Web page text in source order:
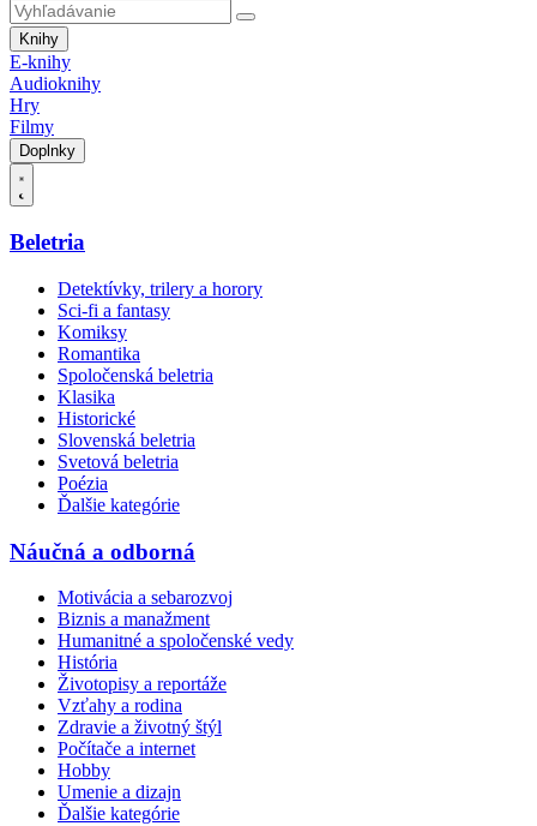
Knihy
E-knihy
Audioknihy
Hry
Filmy
Doplnky
Beletria
Detektívky, trilery a horory
Sci-fi a fantasy
Komiksy
Romantika
Spoločenská beletria
Klasika
Historické
Slovenská beletria
Svetová beletria
Poézia
Ďalšie kategórie
Náučná a odborná
Motivácia a sebarozvoj
Biznis a manažment
Humanitné a spoločenské vedy
História
Životopisy a reportáže
Vzťahy a rodina
Zdravie a životný štýl
Počítače a internet
Hobby
Umenie a dizajn
Ďalšie kategórie